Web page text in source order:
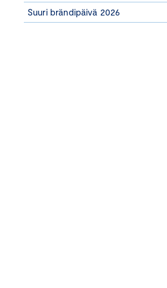
Suuri brändipäivä 2026